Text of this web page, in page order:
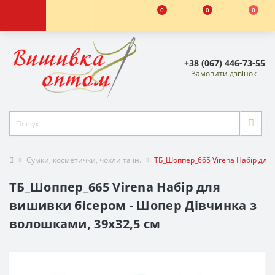
0 0 0
+38 (067) 446-73-55
Замовити дзвінок
Сумки, косметички, чохли та ін. ТБ_Шоппер_665 Virena Набір
ТБ_Шоппер_665 Virena Набір для
вишивки бісером - Шопер Дівчинка з
волошками, 39x32,5 см